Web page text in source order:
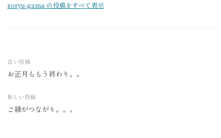
soryu-gama の投稿をすべて表示
投
稿
ナ
ビ
古い投稿
お正月ももう終わり。。
新しい投稿
ご縁がつながり。。。